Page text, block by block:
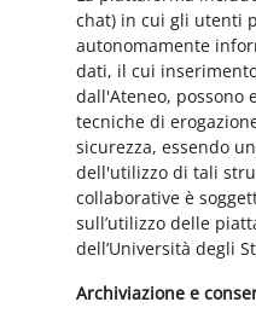
chat) in cui gli utenti
autonomamente
dati, il cui
dall'Ateneo, possono
tecniche di
sicurezza, essendo
dell'utilizzo di tali
collaborative è
sull’utilizzo delle
dell’Università degli
Archiviazione e